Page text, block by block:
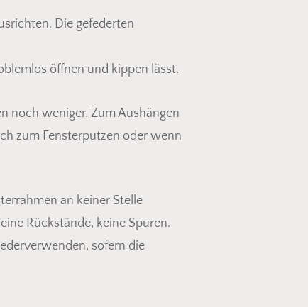
sich keine Produkte im Warenkorb.
Go To Shop
Die gefederten
öffnen und kippen lässt.
noch weniger. Zum Aushängen
zum Fensterputzen oder wenn
an keiner Stelle
Rückstände, keine Spuren.
sofern die